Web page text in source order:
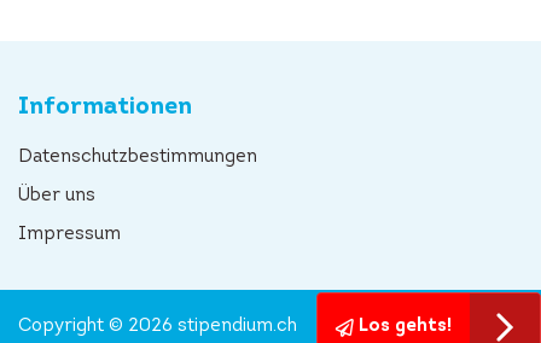
Informationen
Datenschutzbestimmungen
Über uns
Impressum
Los gehts!
Copyright © 2026 stipendium.ch